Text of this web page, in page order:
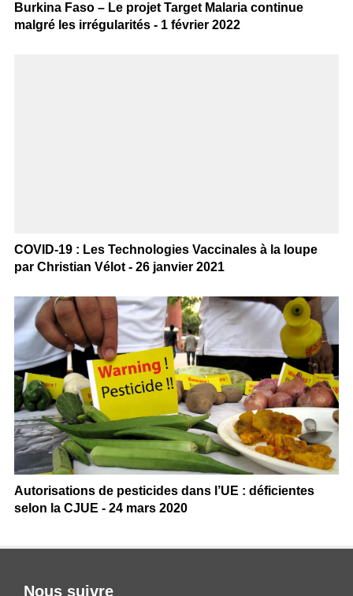
Burkina Faso – Le projet Target Malaria continue
malgré les irrégularités - 1 février 2022
COVID-19 : Les Technologies Vaccinales à la loupe
par Christian Vélot - 26 janvier 2021
Autorisations de pesticides dans l’UE : déficientes
selon la CJUE - 24 mars 2020
Nous suivre